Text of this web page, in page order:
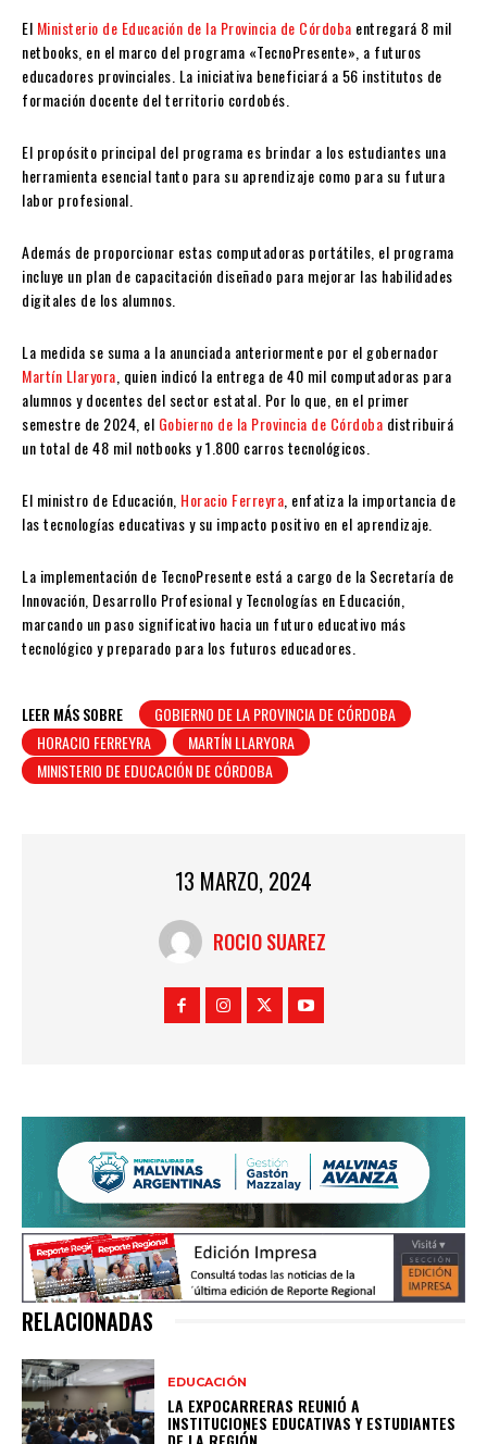
El Ministerio de Educación de la Provincia de Córdoba entregará 8 mil
netbooks, en el marco del programa «TecnoPresente», a futuros
educadores provinciales. La iniciativa beneficiará a 56 institutos de
formación docente del territorio cordobés.
El propósito principal del programa es brindar a los estudiantes una
herramienta esencial tanto para su aprendizaje como para su futura
labor profesional.
Además de proporcionar estas computadoras portátiles, el programa
incluye un plan de capacitación diseñado para mejorar las habilidades
digitales de los alumnos.
La medida se suma a la anunciada anteriormente por el gobernador
Martín Llaryora, quien indicó la entrega de 40 mil computadoras para
alumnos y docentes del sector estatal. Por lo que, en el primer
semestre de 2024, el Gobierno de la Provincia de Córdoba distribuirá
un total de 48 mil notbooks y 1.800 carros tecnológicos.
El ministro de Educación, Horacio Ferreyra, enfatiza la importancia de
las tecnologías educativas y su impacto positivo en el aprendizaje.
La implementación de TecnoPresente está a cargo de la Secretaría de
Innovación, Desarrollo Profesional y Tecnologías en Educación,
marcando un paso significativo hacia un futuro educativo más
tecnológico y preparado para los futuros educadores.
LEER MÁS SOBRE
GOBIERNO DE LA PROVINCIA DE CÓRDOBA
HORACIO FERREYRA
MARTÍN LLARYORA
MINISTERIO DE EDUCACIÓN DE CÓRDOBA
13 MARZO, 2024
ROCIO SUAREZ
RELACIONADAS
EDUCACIÓN
LA EXPOCARRERAS REUNIÓ A
INSTITUCIONES EDUCATIVAS Y ESTUDIANTES